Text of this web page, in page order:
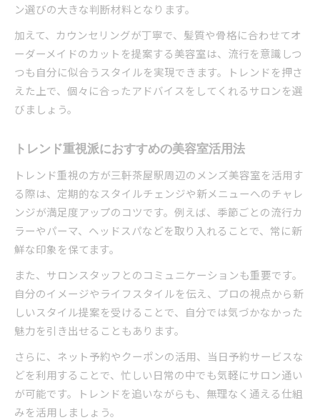
ン選びの大きな判断材料となります。
加えて、カウンセリングが丁寧で、髪質や骨格に合わせてオ
ーダーメイドのカットを提案する美容室は、流行を意識しつ
つも自分に似合うスタイルを実現できます。トレンドを押さ
えた上で、個々に合ったアドバイスをしてくれるサロンを選
びましょう。
トレンド重視派におすすめの美容室活用法
トレンド重視の方が三軒茶屋駅周辺のメンズ美容室を活用す
る際は、定期的なスタイルチェンジや新メニューへのチャレ
ンジが満足度アップのコツです。例えば、季節ごとの流行カ
ラーやパーマ、ヘッドスパなどを取り入れることで、常に新
鮮な印象を保てます。
また、サロンスタッフとのコミュニケーションも重要です。
自分のイメージやライフスタイルを伝え、プロの視点から新
しいスタイル提案を受けることで、自分では気づかなかった
魅力を引き出せることもあります。
さらに、ネット予約やクーポンの活用、当日予約サービスな
どを利用することで、忙しい日常の中でも気軽にサロン通い
が可能です。トレンドを追いながらも、無理なく通える仕組
みを活用しましょう。